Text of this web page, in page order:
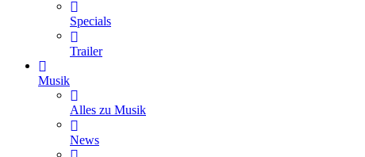
Specials
Trailer
Musik
Alles zu Musik
News